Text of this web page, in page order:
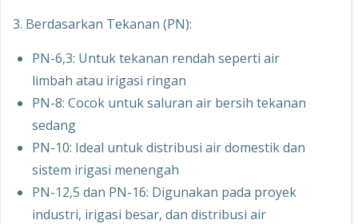
3. Berdasarkan Tekanan (PN):
PN-6,3: Untuk tekanan rendah seperti air
limbah atau irigasi ringan
PN-8: Cocok untuk saluran air bersih tekanan
sedang
PN-10: Ideal untuk distribusi air domestik dan
sistem irigasi menengah
PN-12,5 dan PN-16: Digunakan pada proyek
industri, irigasi besar, dan distribusi air